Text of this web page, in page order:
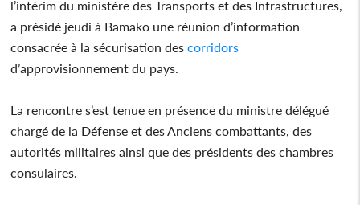
l’intérim du ministère des Transports et des Infrastructures,
a présidé jeudi à Bamako une réunion d’information
consacrée à la sécurisation descorridors
d’approvisionnement du pays.
La rencontre s’est tenue en présence du ministre délégué
chargé de la Défense et des Anciens combattants, des
autorités militaires ainsi que des présidents des chambres
consulaires.